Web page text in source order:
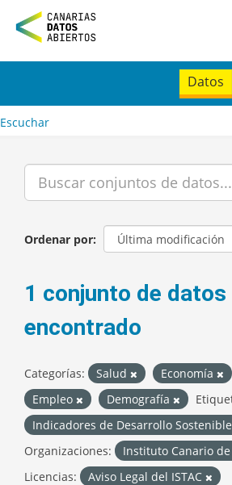
n
t
Datos
Escuchar
Ordenar por
1 conjunto de datos
encontrado
Categorías: Salud Economía
Empleo
Demografía
Indicadores de Desarrollo Sostenible
Organizaciones:
Instituto Canario
Licencias:
Aviso Legal del ISTAC